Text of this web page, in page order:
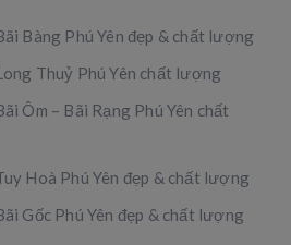
Bàng Phú Yên đẹp & chất lượng
Thuỷ Phú Yên chất lượng
Ôm – Bãi Rạng Phú Yên chất
Hoà Phú Yên đẹp & chất lượng
Gốc Phú Yên đẹp & chất lượng